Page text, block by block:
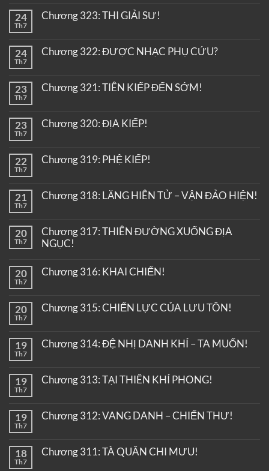
24
Th7
Chương 323: THI GIẢI SƯ!
24
Th7
Chương 322: ĐƯỢC NHẠC PHỤ CỨU?
23
Th7
Chương 321: TIÊN KIẾP ĐẾN SỚM!
23
Th7
Chương 320: ĐỊA KIẾP!
22
Th7
Chương 319: PHỆ KIẾP!
21
Th7
Chương 318: LĂNG HIÊN TỬ – VẬN ĐẢO HIỆN!
20
Th7
Chương 317: THIÊN ĐƯỜNG XUỐNG ĐỊA
NGỤC!
20
Th7
Chương 316: KHAI CHIẾN!
20
Th7
Chương 315: CHIẾN LỰC CỦA LƯU TÔN!
19
Th7
Chương 314: ĐỆ NHỊ DANH KHÍ – TA MUỐN!
19
Th7
Chương 313: TẠI THIÊN KHÍ PHONG!
19
Th7
Chương 312: VANG DANH – CHIẾN THƯ!
18
Th7
Chương 311: TÀ QUÂN CHI MƯU!